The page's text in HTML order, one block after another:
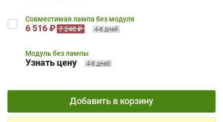
Совместимая лампа без модуля
6 516 ₽ 7 240 ₽ 4-6 дней
Модуль без лампы
Узнать цену 4-6 дней
Добавить в корзину